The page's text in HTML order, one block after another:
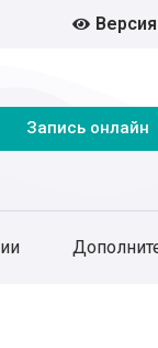
Запись онлайн